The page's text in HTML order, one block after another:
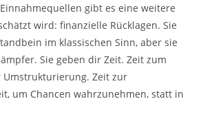
gibt es eine weitere
wird: finanzielle Rücklagen. Sie
im klassischen Sinn, aber sie
Sie geben dir Zeit. Zeit zum
Umstrukturierung. Zeit zur
um Chancen wahrzunehmen, statt in